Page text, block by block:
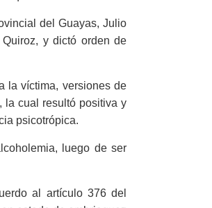
del Guayas, Julio
y dictó orden de
la víctima, versiones de
la cual resultó positiva y
psicotrópica.
luego de ser
al artículo 376 del